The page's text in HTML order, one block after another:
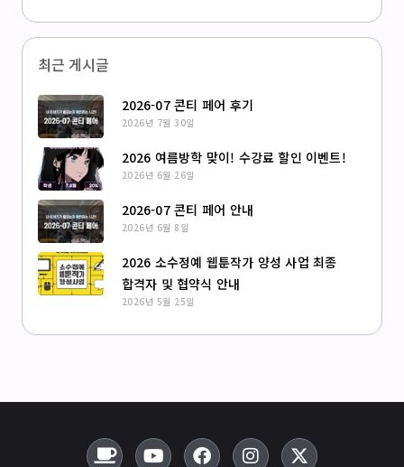
최근 게시글
2026-07 콘티 페어 후기
2026년 7월 30일
2026 여름방학 맞이! 수강료 할인 이벤트!
2026년 6월 26일
2026-07 콘티 페어 안내
2026년 6월 8일
2026 소수정예 웹툰작가 양성 사업 최종
합격자 및 협약식 안내
2026년 5월 25일